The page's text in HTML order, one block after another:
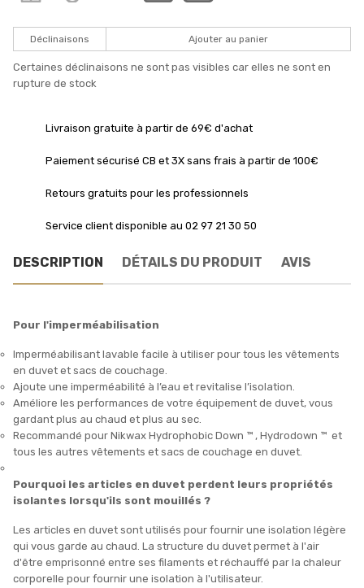
Déclinaisons Ajouter au panier
Certaines déclinaisons ne sont pas visibles car elles ne sont en
rupture de stock
Livraison gratuite à partir de 69€ d'achat
Paiement sécurisé CB et 3X sans frais à partir de 100€
Retours gratuits pour les professionnels
Service client disponible au 02 97 21 30 50
DESCRIPTION DÉTAILS DU PRODUIT AVIS
Pour l'imperméabilisation
Imperméabilisant lavable facile à utiliser pour tous les vêtements
en duvet et sacs de couchage.
Ajoute une imperméabilité à l’eau et revitalise l’isolation.
Améliore les performances de votre équipement de duvet, vous
gardant plus au chaud et plus au sec.
Recommandé pour Nikwax Hydrophobic Down ™ , Hydrodown ™ et
tous les autres vêtements et sacs de couchage en duvet.
Pourquoi les articles en duvet perdent leurs propriétés
isolantes lorsqu'ils sont mouillés ?
Les articles en duvet sont utilisés pour fournir une isolation légère
qui vous garde au chaud. La structure du duvet permet à l'air
d'être emprisonné entre ses filaments et réchauffé par la chaleur
corporelle pour fournir une isolation à l'utilisateur.